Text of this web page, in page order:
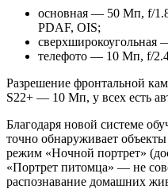
основная — 50 Мп, f/
PDAF, OIS;
сверхширокоугольная
телефото — 10 Мп, f/
Разрешение фронтальной
S22+ — 10 Мп, у всех есть
Благодаря новой системе
точно обнаруживает
режим «Ночной портрет»
«Портрет питомца» — не
распознавание домашних